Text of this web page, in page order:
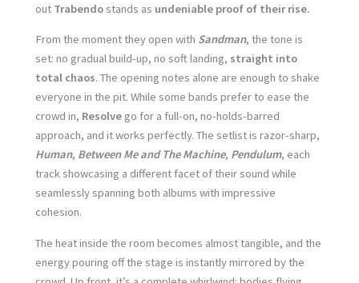
out Trabendostands as undeniable proof of their rise.
From the moment they open with Sandman, the tone is
set: no gradual build-up, no soft landing, straight into
total chaos. The opening notes alone are enough to shake
everyone in the pit. While some bands prefer to ease the
crowd in, Resolve go for a full-on, no-holds-barred
approach, and it works perfectly. The setlist is razor-sharp,
Human, Between Me and The Machine, Pendulum, each
track showcasing a different facet of their sound while
seamlessly spanning both albums with impressive
cohesion.
The heat inside the room becomes almost tangible, and the
energy pouring off the stage is instantly mirrored by the